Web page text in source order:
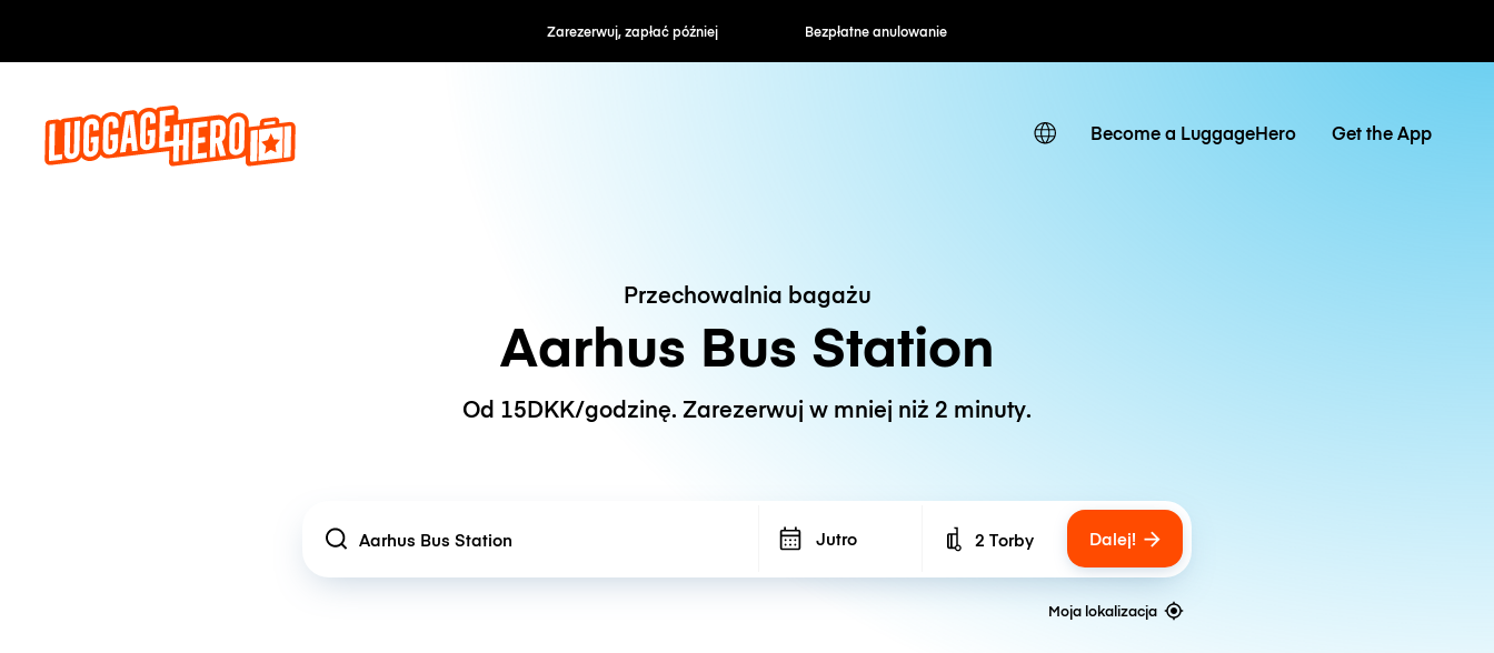
Zarezerwuj, zapłać później Bezpłatne anulowanie Stawki godzinowe / dzienne
Become a LuggageHero Get the App
Przechowalnia bagażu
Aarhus Bus Station
Od 15DKK/godzinę. Zarezerwuj w mniej niż 2 minuty.
Location Jutro Number of bags
2 Torby Dalej!
Moja lokalizacja